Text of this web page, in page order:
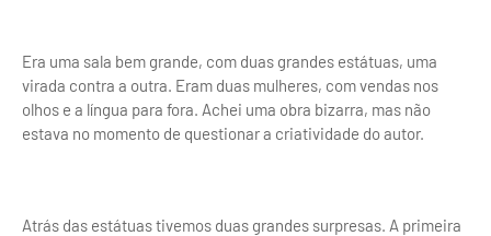
Era uma sala bem grande, com duas grandes estátuas, uma
virada contra a outra. Eram duas mulheres, com vendas nos
olhos e a língua para fora. Achei uma obra bizarra, mas não
estava no momento de questionar a criatividade do autor.
Atrás das estátuas tivemos duas grandes surpresas. A primeira